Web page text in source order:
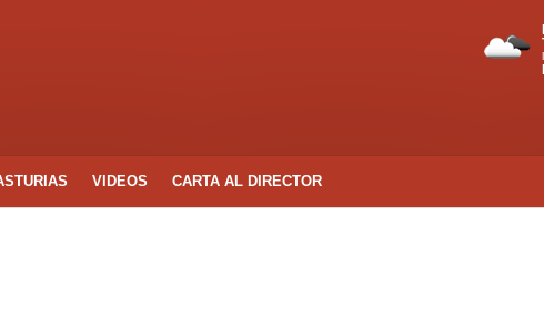
VIDEOS CARTA AL DIRECTOR